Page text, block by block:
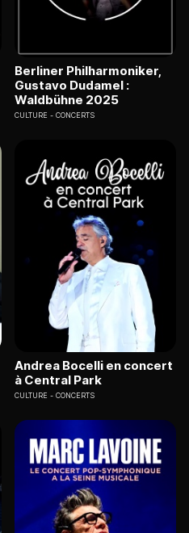
Berliner Philharmoniker,
Gustavo Dudamel :
Waldbühne 2025
CULTURE CONCERTS
Andrea Bocelli en concert
à Central Park
CULTURE CONCERTS